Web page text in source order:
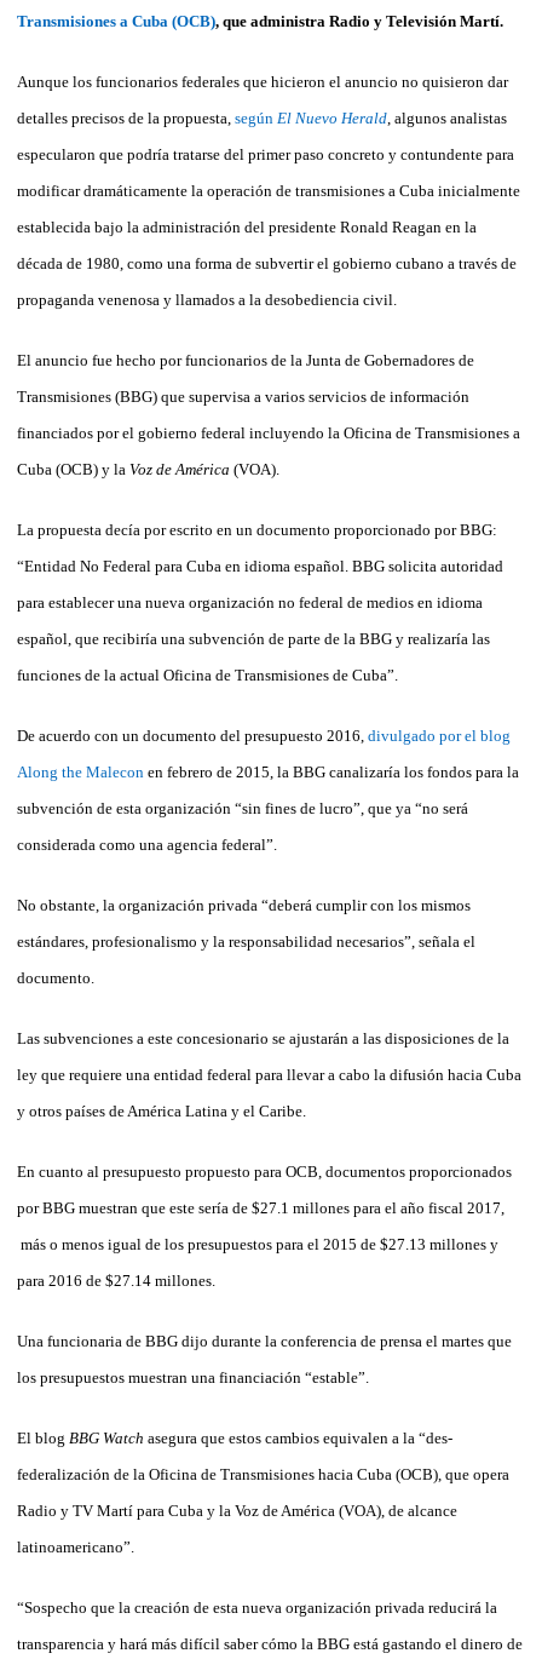
Transmisiones a Cuba (OCB), que administra Radio y Televisión Martí.
Aunque los funcionarios federales que hicieron el anuncio no quisieron dar
detalles precisos de la propuesta, según El Nuevo Herald , algunos analistas
especularon que podría tratarse del primer paso concreto y contundente para
modificar dramáticamente la operación de transmisiones a Cuba inicialmente
establecida bajo la administración del presidente Ronald Reagan en la
década de 1980, como una forma de subvertir el gobierno cubano a través de
propaganda venenosa y llamados a la desobediencia civil.
El anuncio fue hecho por funcionarios de la Junta de Gobernadores de
Transmisiones (BBG) que supervisa a varios servicios de información
financiados por el gobierno federal incluyendo la Oficina de Transmisiones a
Cuba (OCB) y la Voz de América (VOA).
La propuesta decía por escrito en un documento proporcionado por BBG:
“Entidad No Federal para Cuba en idioma español. BBG solicita autoridad
para establecer una nueva organización no federal de medios en idioma
español, que recibiría una subvención de parte de la BBG y realizaría las
funciones de la actual Oficina de Transmisiones de Cuba”.
De acuerdo con un documento del presupuesto 2016, divulgado por el blog
Along the Malecon en febrero de 2015, la BBG canalizaría los fondos para la
subvención de esta organización “sin fines de lucro”, que ya “no será
considerada como una agencia federal”.
No obstante, la organización privada “deberá cumplir con los mismos
estándares, profesionalismo y la responsabilidad necesarios”, señala el
documento.
Las subvenciones a este concesionario se ajustarán a las disposiciones de la
ley que requiere una entidad federal para llevar a cabo la difusión hacia Cuba
y otros países de América Latina y el Caribe.
En cuanto al presupuesto propuesto para OCB, documentos proporcionados
por BBG muestran que este sería de $27.1 millones para el año fiscal 2017,
más o menos igual de los presupuestos para el 2015 de $27.13 millones y
para 2016 de $27.14 millones.
Una funcionaria de BBG dijo durante la conferencia de prensa el martes que
los presupuestos muestran una financiación “estable”.
El blog BBG Watch asegura que estos cambios equivalen a la “des-
federalización de la Oficina de Transmisiones hacia Cuba (OCB), que opera
Radio y TV Martí para Cuba y la Voz de América (VOA), de alcance
latinoamericano”.
“Sospecho que la creación de esta nueva organización privada reducirá la
transparencia y hará más difícil saber cómo la BBG está gastando el dinero de